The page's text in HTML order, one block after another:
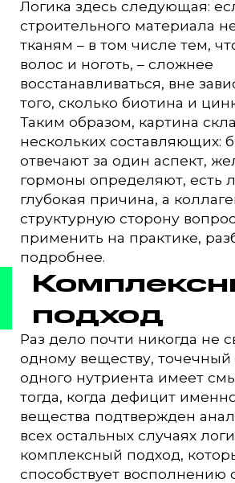
Логика здесь следующая:
строительного материала
тканям – в том числе тем,
волос и ноготь, – сложнее
восстанавливаться, вне
того, сколько биотина и
Таким образом, картина
нескольких составляющих:
отвечают за один аспект,
гормоны определяют, есть
глубокая причина, а
структурную сторону
применить на практике,
подробнее.
подход
Раз дело почти никогда не
одному веществу,
одного нутриента имеет
тогда, когда дефицит
вещества подтвержден
всех остальных случаях
комплексный подход,
способствует восполнению